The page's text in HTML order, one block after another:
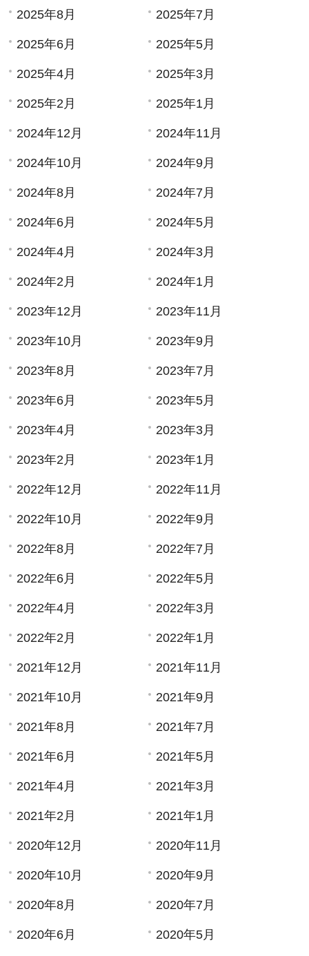
2025年8月 2025年7月
2025年6月 2025年5月
2025年4月 2025年3月
2025年2月 2025年1月
2024年12月 2024年11月
2024年10月 2024年9月
2024年8月 2024年7月
2024年6月 2024年5月
2024年4月 2024年3月
2024年2月 2024年1月
2023年12月 2023年11月
2023年10月 2023年9月
2023年8月 2023年7月
2023年6月 2023年5月
2023年4月 2023年3月
2023年2月 2023年1月
2022年12月 2022年11月
2022年10月 2022年9月
2022年8月 2022年7月
2022年6月 2022年5月
2022年4月 2022年3月
2022年2月 2022年1月
2021年12月 2021年11月
2021年10月 2021年9月
2021年8月 2021年7月
2021年6月 2021年5月
2021年4月 2021年3月
2021年2月 2021年1月
2020年12月 2020年11月
2020年10月 2020年9月
2020年8月 2020年7月
2020年6月 2020年5月